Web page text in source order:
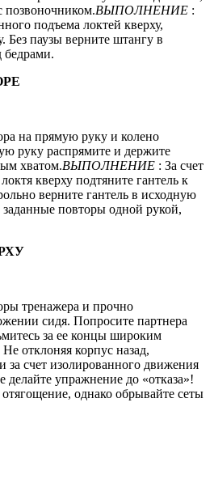
позвоночником.ВЫПОЛНЕНИЕ :
подъема локтей кверху,
Без паузы верните штангу в
на прямую руку и колено
руку распрямите и держите
хватом.ВЫПОЛНЕНИЕ : За счет
кверху подтяните гантель к
верните гантель в исходную
повторы одной рукой,
тренажера и прочно
сидя. Попросите партнера
за ее концы широким
Не отклоняя корпус назад,
за счет изолированного движения
делайте упражнение до «отказа»!
однако обрывайте сеты